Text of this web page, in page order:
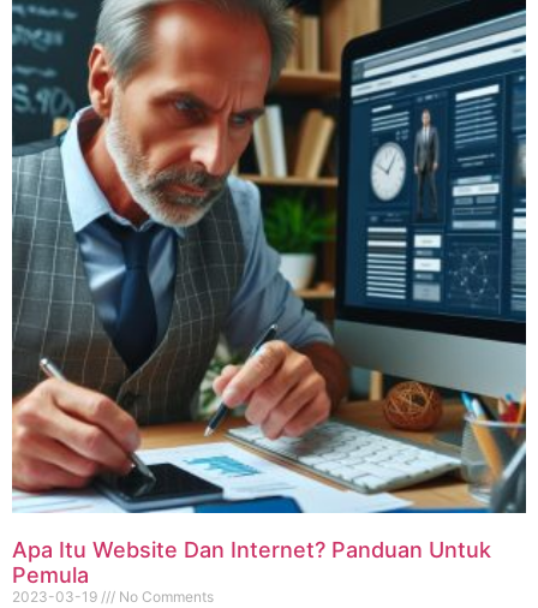
Apa Itu Website Dan Internet? Panduan Untuk
Pemula
2023-03-19 No Comments